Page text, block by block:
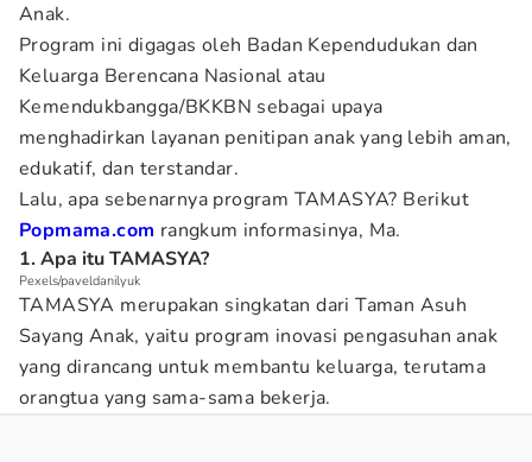
Anak.
Program ini digagas oleh Badan Kependudukan dan
Keluarga Berencana Nasional atau
Kemendukbangga/BKKBN sebagai upaya
menghadirkan layanan penitipan anak yang lebih aman,
edukatif, dan terstandar.
Lalu, apa sebenarnya program TAMASYA? Berikut
Popmama.com rangkum informasinya, Ma.
1. Apa itu TAMASYA?
Pexels/paveldanilyuk
TAMASYA merupakan singkatan dari Taman Asuh
Sayang Anak, yaitu program inovasi pengasuhan anak
yang dirancang untuk membantu keluarga, terutama
orangtua yang sama-sama bekerja.